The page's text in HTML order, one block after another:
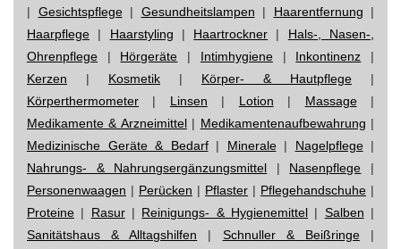
| Gesichtspflege| Gesundheitslampen | Haarentfernung |
Haarpflege | Haarstyling | Haartrockner | Hals-, Nasen-,
Ohrenpflege | Hörgeräte | Intimhygiene| Inkontinenz |
Kerzen | Kosmetik | Körper- & Hautpflege |
Körperthermometer | Linsen | Lotion | Massage|
Medikamente & Arzneimittel| Medikamentenaufbewahrung |
Medizinische Geräte & Bedarf| Minerale| Nagelpflege|
Nahrungs- & Nahrungsergänzungsmittel | Nasenpflege |
Personenwaagen | Perücken | Pflaster | Pflegehandschuhe |
Proteine | Rasur| Reinigungs- & Hygienemittel | Salben |
Sanitätshaus & Alltagshilfen | Schnuller & Beißringe|